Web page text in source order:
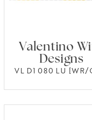
Valentino
Designs
VL D1 080 LU [WR/